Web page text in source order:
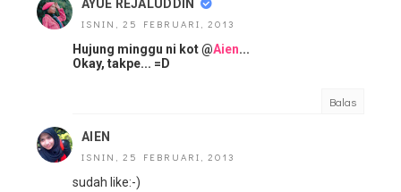
AYUE REJALUDDIN
ISNIN, 25 FEBRUARI, 2013
Hujung minggu ni kot @Aien...
Okay, takpe... =D
Balas
AIEN
ISNIN, 25 FEBRUARI, 2013
sudah like:-)